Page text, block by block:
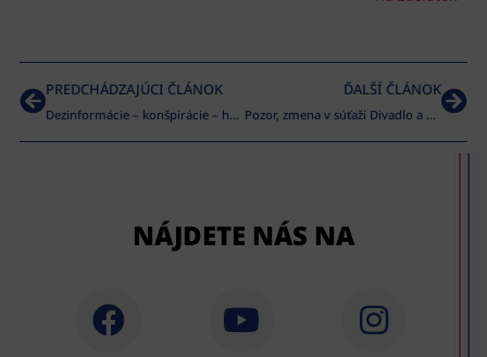
PREDCHÁDZAJÚCI ČLÁNOK
Dezinformácie – konšpirácie – hoaxy
ĎALŠÍ ČLÁNOK
Pozor, zmena v súťaži Divadlo a deti!
NÁJDETE NÁS NA